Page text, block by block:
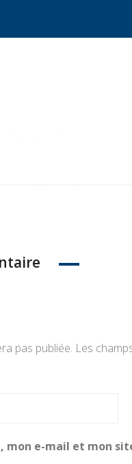
pas publiée. Les
mon e-mail et mon